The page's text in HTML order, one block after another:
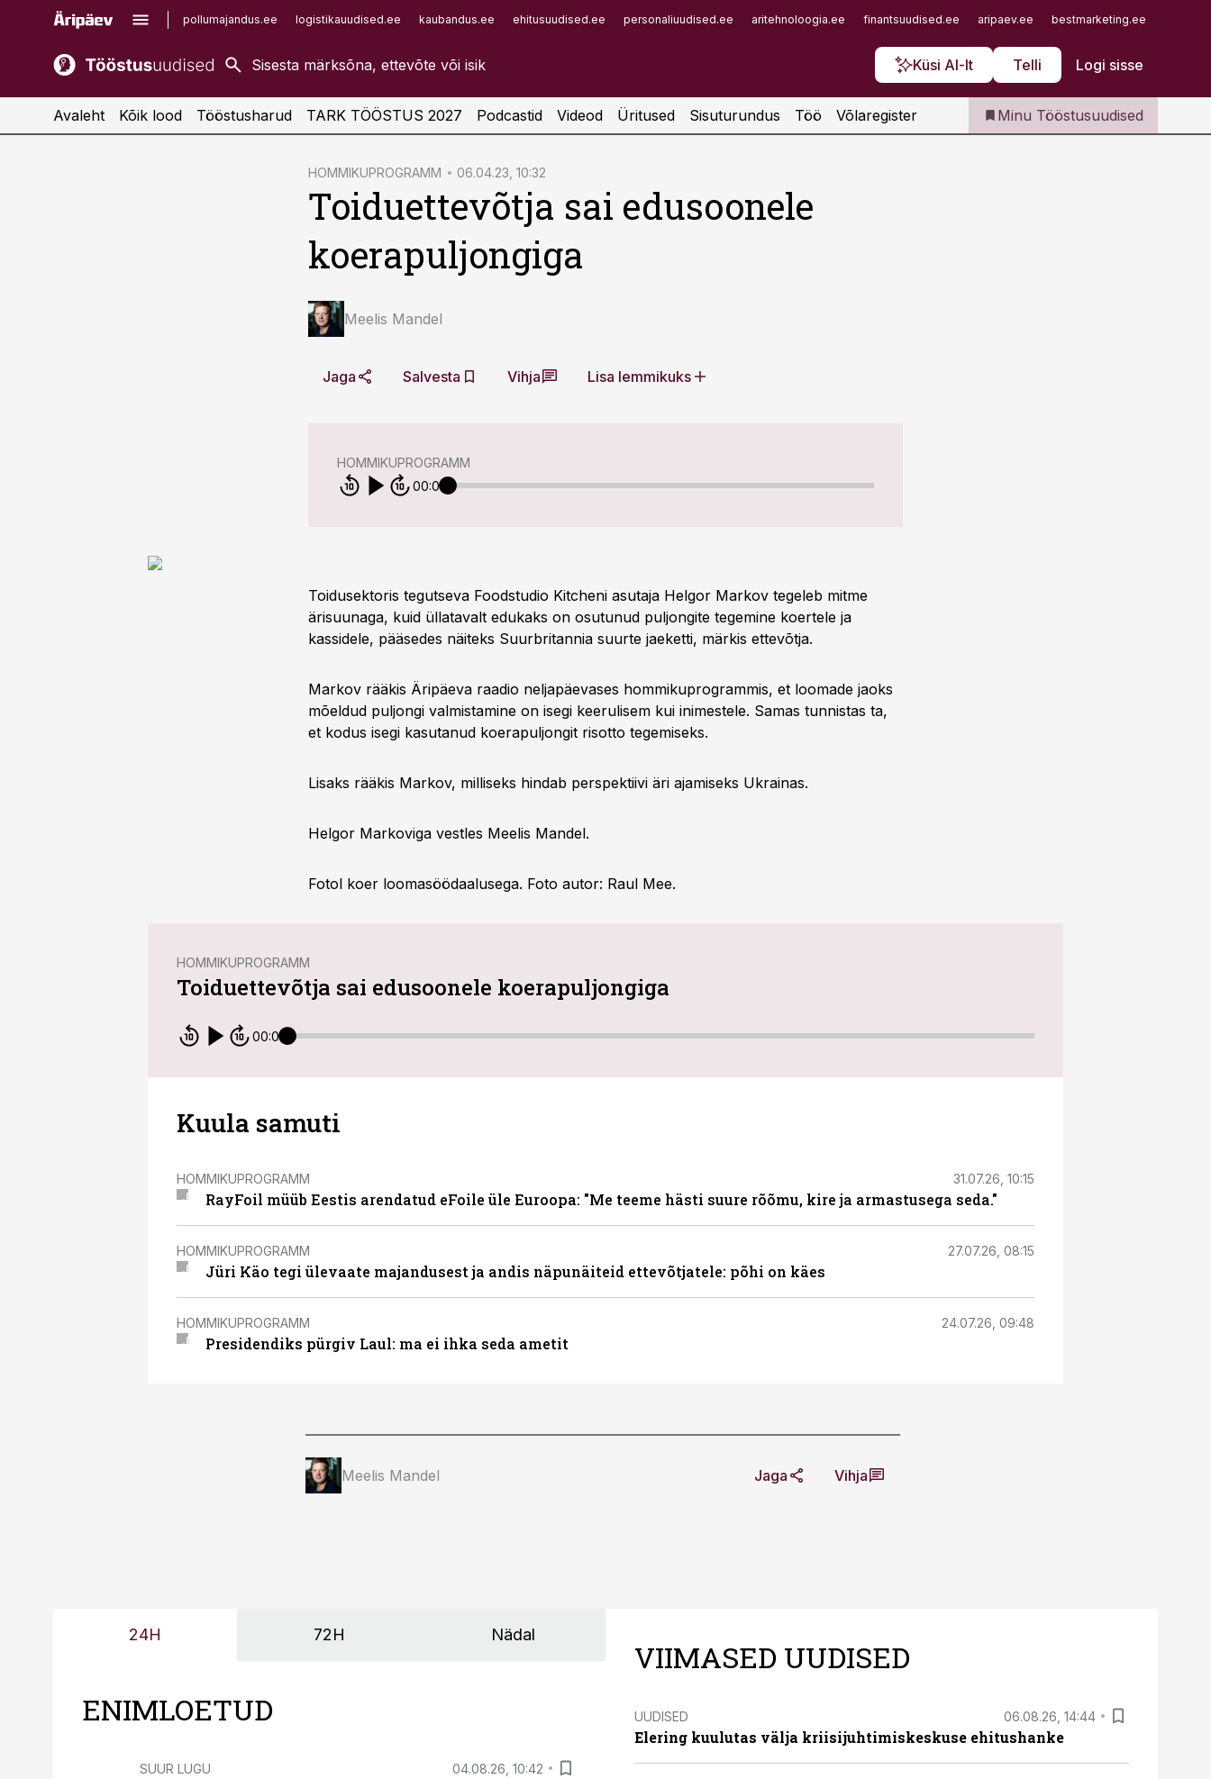
pollumajandus.ee logistikauudised.ee kaubandus.ee ehitusuudised.ee personaliuudised.ee aritehnoloogia.ee finantsuudised.ee aripaev.ee bestmarketing.ee
Küsi AI-lt Telli Logi sisse
kaubandus.ee
kinnisvarauudised.ee
imelineajalugu.ee
Infopank
Iseteenindus
Telli Tööstusuudised
Avaleht Kõik lood Tööstusharud TARK TÖÖSTUS 2027 Podcastid Videod Üritused Sisuturundus Töö Võlaregister Minu Tööstusuudised
HOMMIKUPROGRAMM 06.04.23, 10:32
Toiduettevõtja sai edusoonele
koerapuljongiga
Meelis Mandel
Jaga Salvesta Vihja Lisa lemmikuks
HOMMIKUPROGRAMM
00:00
Toidusektoris tegutseva Foodstudio Kitcheni asutaja Helgor Markov tegeleb mitme
ärisuunaga, kuid üllatavalt edukaks on osutunud puljongite tegemine koertele ja
kassidele, pääsedes näiteks Suurbritannia suurte jaeketti, märkis ettevõtja.
Markov rääkis Äripäeva raadio neljapäevases hommikuprogrammis, et loomade jaoks
mõeldud puljongi valmistamine on isegi keerulisem kui inimestele. Samas tunnistas ta,
et kodus isegi kasutanud koerapuljongit risotto tegemiseks.
Lisaks rääkis Markov, milliseks hindab perspektiivi äri ajamiseks Ukrainas.
Helgor Markoviga vestles Meelis Mandel.
Fotol koer loomasöödaalusega. Foto autor: Raul Mee.
HOMMIKUPROGRAMM
Toiduettevõtja sai edusoonele koerapuljongiga
00:00
Kuula samuti
HOMMIKUPROGRAMM 31.07.26, 10:15
RayFoil müüb Eestis arendatud eFoile üle Euroopa: "Me teeme hästi suure rõõmu, kire ja armastusega seda."
HOMMIKUPROGRAMM 27.07.26, 08:15
Jüri Käo tegi ülevaate majandusest ja andis näpunäiteid ettevõtjatele: põhi on käes
HOMMIKUPROGRAMM 24.07.26, 09:48
Presidendiks pürgiv Laul: ma ei ihka seda ametit
Meelis Mandel Jaga Vihja
24H 72H Nädal
ENIMLOETUD
SUUR LUGU 04.08.26, 10:42
VIIMASED UUDISED
UUDISED 06.08.26, 14:44
Elering kuulutas välja kriisijuhtimiskeskuse ehitushanke